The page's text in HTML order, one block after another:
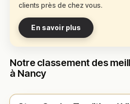
clients près de chez vous.
En savoir plus
Notre classement des
à Nancy